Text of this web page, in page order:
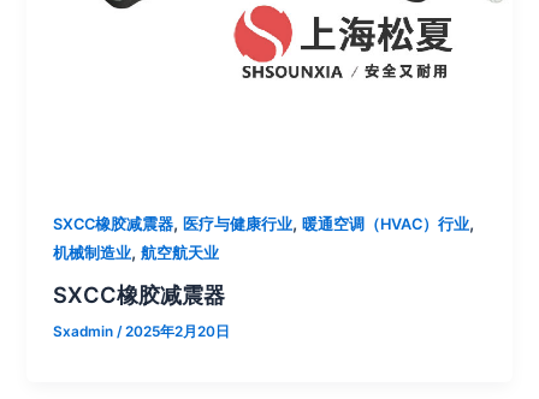
SXCC橡胶减震器,医疗与健康行业,暖通空调（HVAC）行业,
机械制造业,航空航天业
SXCC橡胶减震器
Sxadmin /2025年2月20日